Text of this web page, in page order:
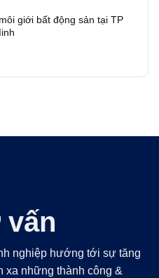
giới bất động sản tại TP
nghiệp hướng tới sự tăng
những thành công &